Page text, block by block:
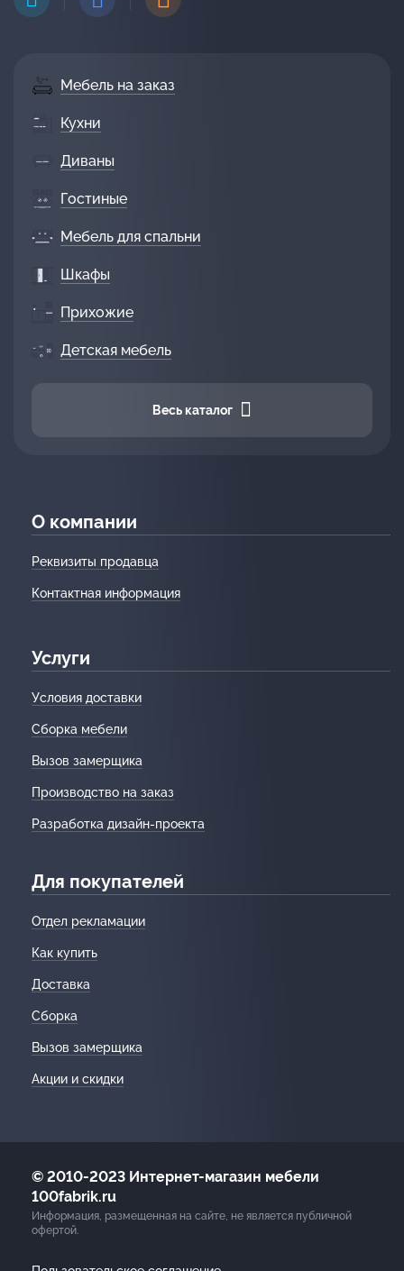
Мебель на заказ
Кухни
Диваны
Гостиные
Мебель для спальни
Шкафы
Прихожие
Детская мебель
Весь каталог
О компании
Реквизиты продавца
Контактная информация
Услуги
Условия доставки
Сборка мебели
Вызов замерщика
Производство на заказ
Разработка дизайн-проекта
Для покупателей
Отдел рекламации
Как купить
Доставка
Сборка
Вызов замерщика
Акции и скидки
© 2010-2023 Интернет-магазин мебели
100fabrik.ru
Информация, размещенная на сайте, не является публичной
офертой.